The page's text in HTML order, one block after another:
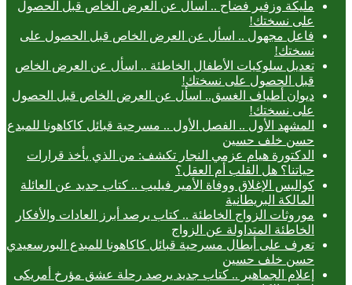
مليكة وزفير فضاح .. اسأل عن العرض الخاص قبل الحصول
على نسختك!
فاعل مجهول .. اسأل عن العرض الخاص قبل الحصول على
نسختك!
تعديل سلوكيات الأطفال الخاطئة .. اسأل عن العرض الخاص
قبل الحصول على نسختك!
ديوان أطياف الغسق.. اسأل عن العرض الخاص قبل الحصول
على نسختك!
المشهد الأول .. الفصل الأول .. مسرحية قبائل كاكاهونا للمبدع
حسن خلف حسين
الدكتورة هيام عزمي النجار تكشف: من الذي يأخذ قرارات
حياتنا؟ هل القلب أم العقل؟
كواليس الإغلاق ووفاة الأمير فيليب .. كتاب جديد عن العائلة
المالكة البريطانية
موروثات الزواج الخاطئة .. كتاب يرصد أبرز العادات والأفكار
الخاطئة المتداولة عن الزواج
تعرف على أبطال مسرحية قبائل كاكاهونا للمبدع البورسعيدي
حسن خلف حسين
إعلام الجماهير .. كتاب جديد يرصد رحلة عشق مؤرخ أمريكى